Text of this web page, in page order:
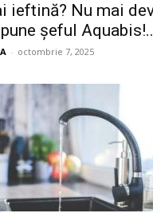
ieftină? Nu mai
șeful
- octombrie 7, 2025